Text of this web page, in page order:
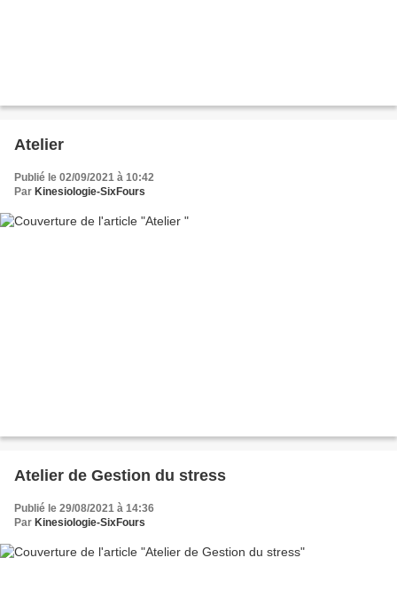
Atelier
Publié le 02/09/2021 à 10:42
Par Kinesiologie-SixFours
Atelier de Gestion du stress
Publié le 29/08/2021 à 14:36
Par Kinesiologie-SixFours